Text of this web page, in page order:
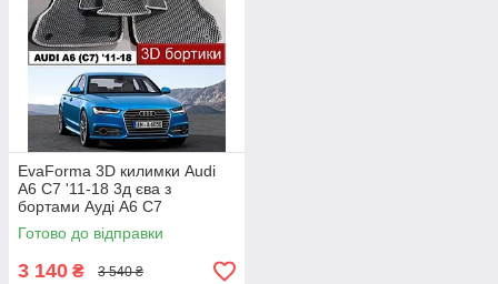
EvaForma 3D килимки Audi
A6 C7 '11-18 3д єва з
бортами Ауді А6 С7
Готово до відправки
3 140 ₴ 3 540 ₴